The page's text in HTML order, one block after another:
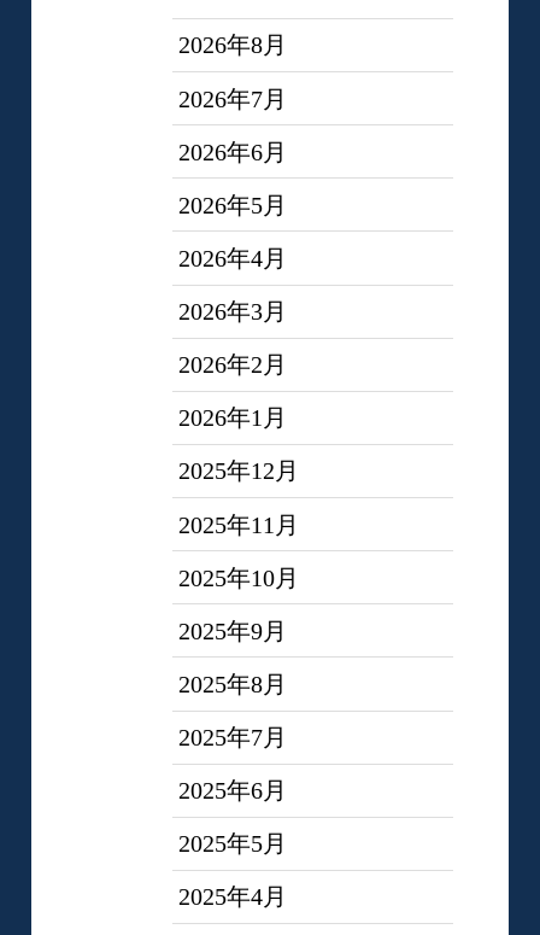
2026年8月
2026年7月
2026年6月
2026年5月
2026年4月
2026年3月
2026年2月
2026年1月
2025年12月
2025年11月
2025年10月
2025年9月
2025年8月
2025年7月
2025年6月
2025年5月
2025年4月